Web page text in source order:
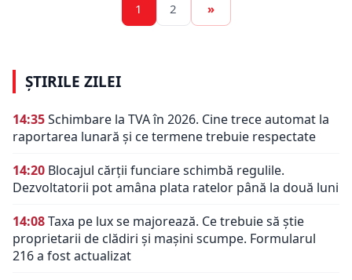
1 2 »
ȘTIRILE ZILEI
14:35Schimbare la TVA în 2026. Cine trece automat la
raportarea lunară și ce termene trebuie respectate
14:20 Blocajul cărții funciare schimbă regulile.
Dezvoltatorii pot amâna plata ratelor până la două luni
14:08Taxa pe lux se majorează. Ce trebuie să știe
proprietarii de clădiri și mașini scumpe. Formularul
216 a fost actualizat